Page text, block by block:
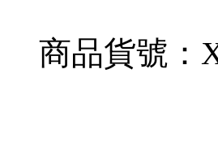
商品貨號：